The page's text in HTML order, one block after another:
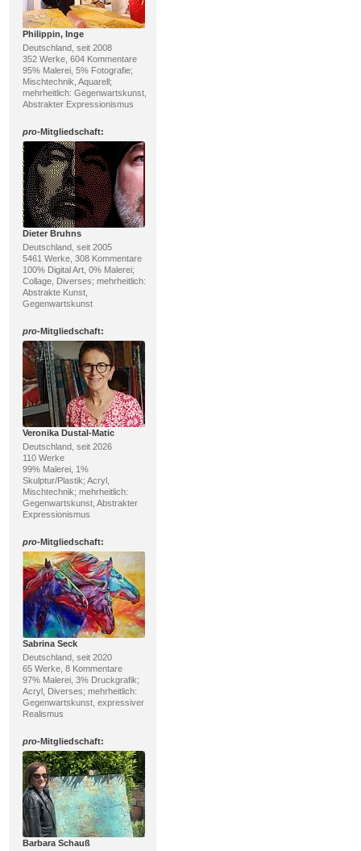
Philippin, Inge
Deutschland, seit 2008
352 Werke, 604 Kommentare
95% Malerei, 5% Fotografie;
Mischtechnik, Aquarell;
mehrheitlich: Gegenwartskunst,
Abstrakter Expressionismus
pro-Mitgliedschaft:
Dieter Bruhns
Deutschland, seit 2005
5461 Werke, 308 Kommentare
100% Digital Art, 0% Malerei;
Collage, Diverses; mehrheitlich:
Abstrakte Kunst,
Gegenwartskunst
pro-Mitgliedschaft:
Veronika Dustal-Matic
Deutschland, seit 2026
110 Werke
99% Malerei, 1%
Skulptur/Plastik; Acryl,
Mischtechnik; mehrheitlich:
Gegenwartskunst, Abstrakter
Expressionismus
pro-Mitgliedschaft:
Sabrina Seck
Deutschland, seit 2020
65 Werke, 8 Kommentare
97% Malerei, 3% Druckgrafik;
Acryl, Diverses; mehrheitlich:
Gegenwartskunst, expressiver
Realismus
pro-Mitgliedschaft:
Barbara Schauß